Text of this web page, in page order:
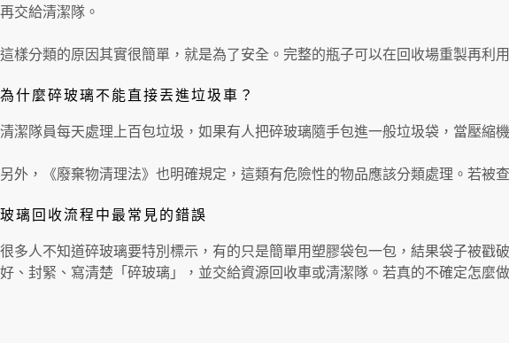
再交給清潔隊。
這樣分類的原因其實很簡單，就是為了安全。完整的瓶子可以在回收場重製再利
為什麼碎玻璃不能直接丟進垃圾車？
清潔隊員每天處理上百包垃圾，如果有人把碎玻璃隨手包進一般垃圾袋，當壓縮
另外，《廢棄物清理法》也明確規定，這類有危險性的物品應該分類處理。若被
玻璃回收流程中最常見的錯誤
很多人不知道碎玻璃要特別標示，有的只是簡單用塑膠袋包一包，結果袋子被
好、封緊、寫清楚「碎玻璃」，並交給資源回收車或清潔隊。若真的不確定怎麼